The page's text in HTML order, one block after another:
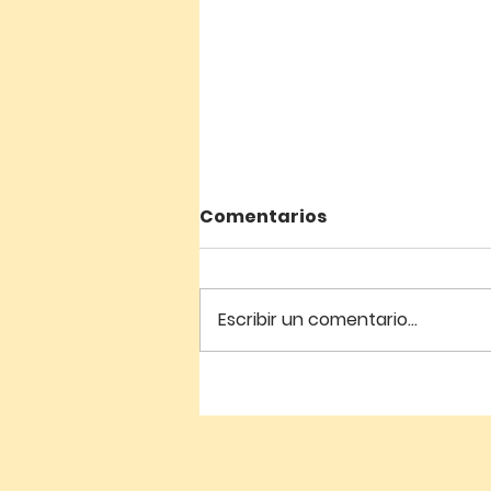
de Estudios Teológicos
Comentarios
Escribir un comentario...